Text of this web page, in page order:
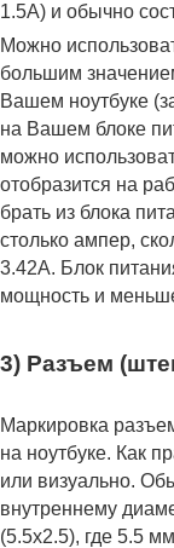
1.5A) и обычно
Можно
большим
Вашем ноутбуке
на Вашем блоке
можно
отобразится на
брать из блока
столько ампер,
3.42А. Блок
мощность и
3) Разъем
Маркировка
на ноутбуке. Как
или визуально.
внутреннему
(5.5x2.5), где 5.5